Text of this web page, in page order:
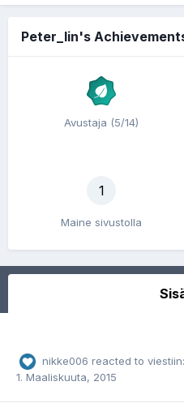
Peter_lin's
Avustaja (5/14)
1
Maine sivustolla
nikke006 reacted to viestiin:
1. Maaliskuuta, 2015